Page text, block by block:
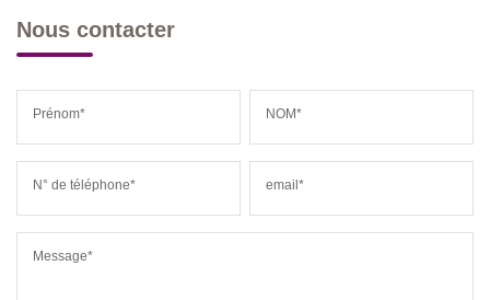
Nous contacter
Prénom* NOM*
N° de téléphone* email*
Message*